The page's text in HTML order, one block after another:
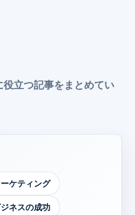
立つ記事をまとめてい
ケティング
ジネスの成功